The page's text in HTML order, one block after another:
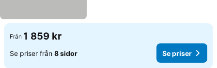
Från 1 859 kr
Se priser från 8 sidor Se priser